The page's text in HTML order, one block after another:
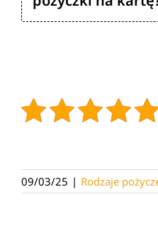
09/03/25 | Rodzaje